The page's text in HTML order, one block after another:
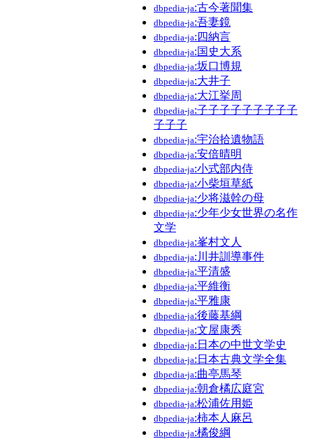
dbpedia-ja:古今著聞集
dbpedia-ja:吾妻鏡
dbpedia-ja:四納言
dbpedia-ja:国史大系
dbpedia-ja:坂口博規
dbpedia-ja:大井子
dbpedia-ja:大江挙周
dbpedia-ja:子子子子子子子子子
子子子
dbpedia-ja:宇治拾遺物語
dbpedia-ja:安倍晴明
dbpedia-ja:小式部内侍
dbpedia-ja:小柴垣草紙
dbpedia-ja:少将滋幹の母
dbpedia-ja:少年少女世界の名作
文学
dbpedia-ja:峯村文人
dbpedia-ja:川井訓導事件
dbpedia-ja:平清盛
dbpedia-ja:平維衡
dbpedia-ja:平雅康
dbpedia-ja:後藤基綱
dbpedia-ja:文屋康秀
dbpedia-ja:日本の中世文学史
dbpedia-ja:日本古典文学全集
dbpedia-ja:曲亭馬琴
dbpedia-ja:朝倉橘広庭宮
dbpedia-ja:松浦佐用姫
dbpedia-ja:柿本人麻呂
dbpedia-ja:橘俊綱